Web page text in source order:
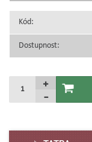
Kód:
Dostupnost: